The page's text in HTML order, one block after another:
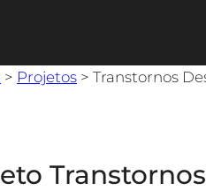
> Projetos > Transtornos